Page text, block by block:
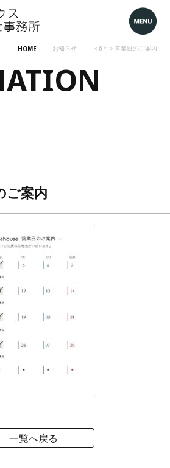
HOME お知らせ ＜6月＞営業日のご案内
ご案内
一覧へ戻る